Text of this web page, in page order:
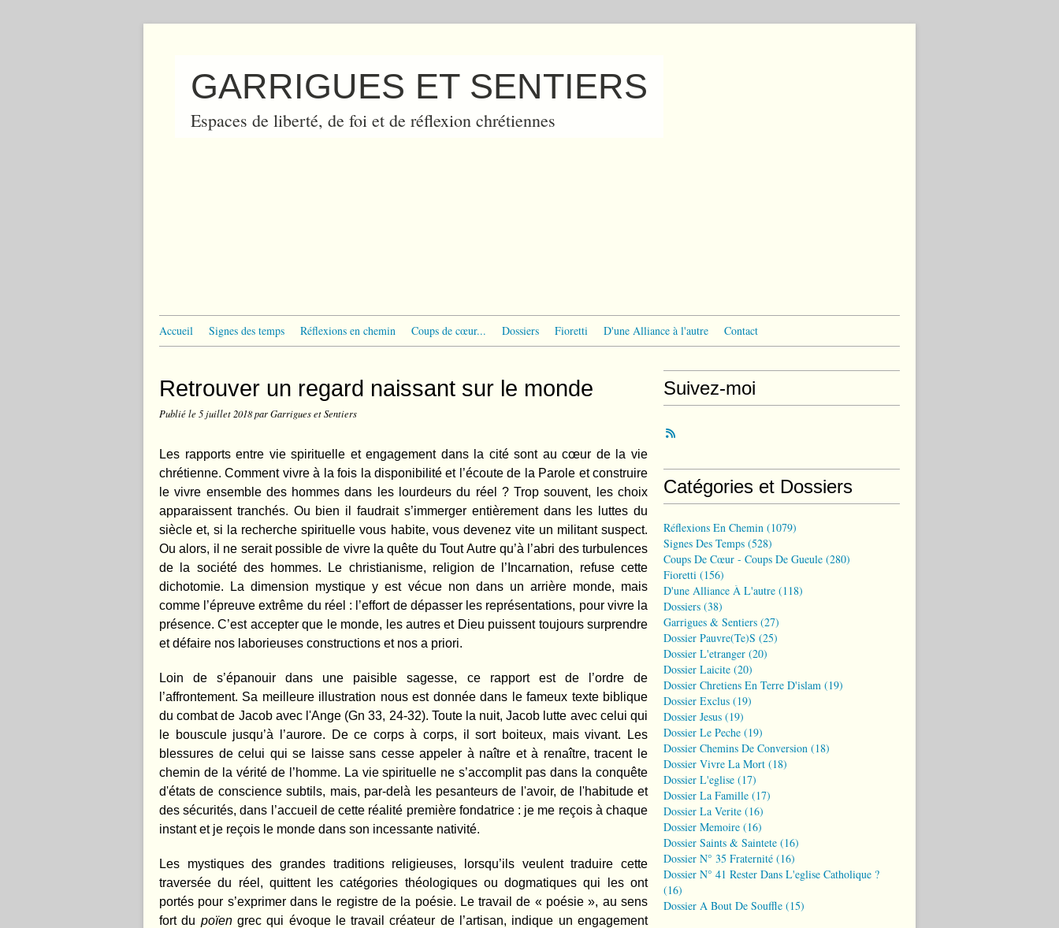
GARRIGUES ET SENTIERS
Espaces de liberté, de foi et de réflexion chrétiennes
Accueil Signes des temps Réflexions en chemin Coups de cœur... Dossiers Fioretti D'une Alliance à l'autre Contact
Retrouver un regard naissant sur le monde
Publié le 5 juillet 2018par Garrigues et Sentiers
Les rapports entre vie spirituelle et engagement dans la cité sont au cœur de la vie
chrétienne. Comment vivre à la fois la disponibilité et l’écoute de la Parole et construire
le vivre ensemble des hommes dans les lourdeurs du réel ? Trop souvent, les choix
apparaissent tranchés. Ou bien il faudrait s’immerger entièrement dans les luttes du
siècle et, si la recherche spirituelle vous habite, vous devenez vite un militant suspect.
Ou alors, il ne serait possible de vivre la quête du Tout Autre qu’à l’abri des turbulences
de la société des hommes. Le christianisme, religion de l’Incarnation, refuse cette
dichotomie. La dimension mystique y est vécue non dans un arrière monde, mais
comme l’épreuve extrême du réel : l’effort de dépasser les représentations, pour vivre la
présence. C’est accepter que le monde, les autres et Dieu puissent toujours surprendre
et défaire nos laborieuses constructions et nos a priori.
Loin de s’épanouir dans une paisible sagesse, ce rapport est de l’ordre de
l’affrontement. Sa meilleure illustration nous est donnée dans le fameux texte biblique
du combat de Jacob avec l'Ange (Gn 33, 24-32). Toute la nuit, Jacob lutte avec celui qui
le bouscule jusqu’à l’aurore. De ce corps à corps, il sort boiteux, mais vivant. Les
blessures de celui qui se laisse sans cesse appeler à naître et à renaître, tracent le
chemin de la vérité de l’homme. La vie spirituelle ne s’accomplit pas dans la conquête
d'états de conscience subtils, mais, par-delà les pesanteurs de l'avoir, de l'habitude et
des sécurités, dans l’accueil de cette réalité première fondatrice : je me reçois à chaque
instant et je reçois le monde dans son incessante nativité.
Les mystiques des grandes traditions religieuses, lorsqu’ils veulent traduire cette
traversée du réel, quittent les catégories théologiques ou dogmatiques qui les ont
portés pour s’exprimer dans le registre de la poésie. Le travail de « poésie », au sens
fort du poïen grec qui évoque le travail créateur de l’artisan, indique un engagement
Suivez-moi
Catégories et Dossiers
Réflexions En Chemin (1079)
Signes Des Temps (528)
Coups De Cœur - Coups De Gueule (280)
Fioretti (156)
D'une Alliance À L'autre (118)
Dossiers (38)
Garrigues & Sentiers (27)
Dossier Pauvre(te)s (25)
Dossier L'etranger (20)
Dossier Laicite (20)
Dossier Chretiens En Terre D'islam (19)
Dossier Exclus (19)
Dossier Jesus (19)
Dossier Le Peche (19)
Dossier Chemins De Conversion (18)
Dossier Vivre La Mort (18)
Dossier L'eglise (17)
Dossier La Famille (17)
Dossier La Verite (16)
Dossier Memoire (16)
Dossier Saints & Saintete (16)
Dossier N° 35 Fraternité (16)
Dossier N° 41 Rester Dans L'eglise Catholique ?
(16)
Dossier A Bout De Souffle (15)